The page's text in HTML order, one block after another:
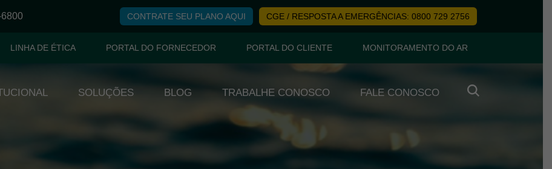
CONTRATE SEU PLANO AQUI CGE / RESPOSTA A EMERGÊNCIAS: 0800 729 2756
LINHA DE ÉTICA PORTAL DO FORNECEDOR PORTAL DO CLIENTE MONITORAMENTO DO AR
SOLUÇÕES BLOG TRABALHE CONOSCO FALE CONOSCO